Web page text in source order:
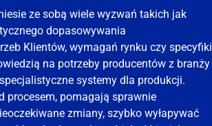
ze sobą wiele wyzwań takich jak
dopasowywania
Klientów, wymagań rynku czy specyfiki
na potrzeby producentów z branży
systemy dla produkcji.
procesem, pomagają sprawnie
zmiany, szybko wyłapywać